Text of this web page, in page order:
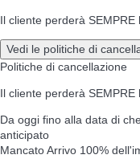
Il cliente perderà
Vedi le politiche di
Politiche di cancellazione
Il cliente perderà
Da oggi fino alla data di
anticipato
Mancato Arrivo 100%